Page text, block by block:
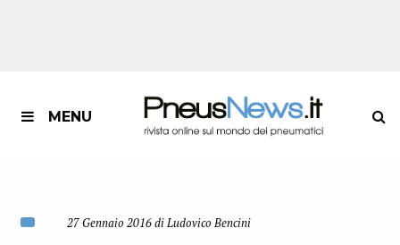
MENU
27 Gennaio 2016 di Ludovico Bencini